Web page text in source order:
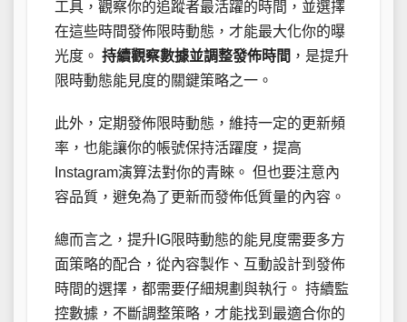
工具，觀察你的追蹤者最活躍的時間，並選擇
在這些時間發佈限時動態，才能最大化你的曝
光度。 持續觀察數據並調整發佈時間 ，是提升
限時動態能見度的關鍵策略之一。
此外，定期發佈限時動態，維持一定的更新頻
率，也能讓你的帳號保持活躍度，提高
Instagram演算法對你的青睞。 但也要注意內
容品質，避免為了更新而發佈低質量的內容。
總而言之，提升IG限時動態的能見度需要多方
面策略的配合，從內容製作、互動設計到發佈
時間的選擇，都需要仔細規劃與執行。 持續監
控數據，不斷調整策略，才能找到最適合你的